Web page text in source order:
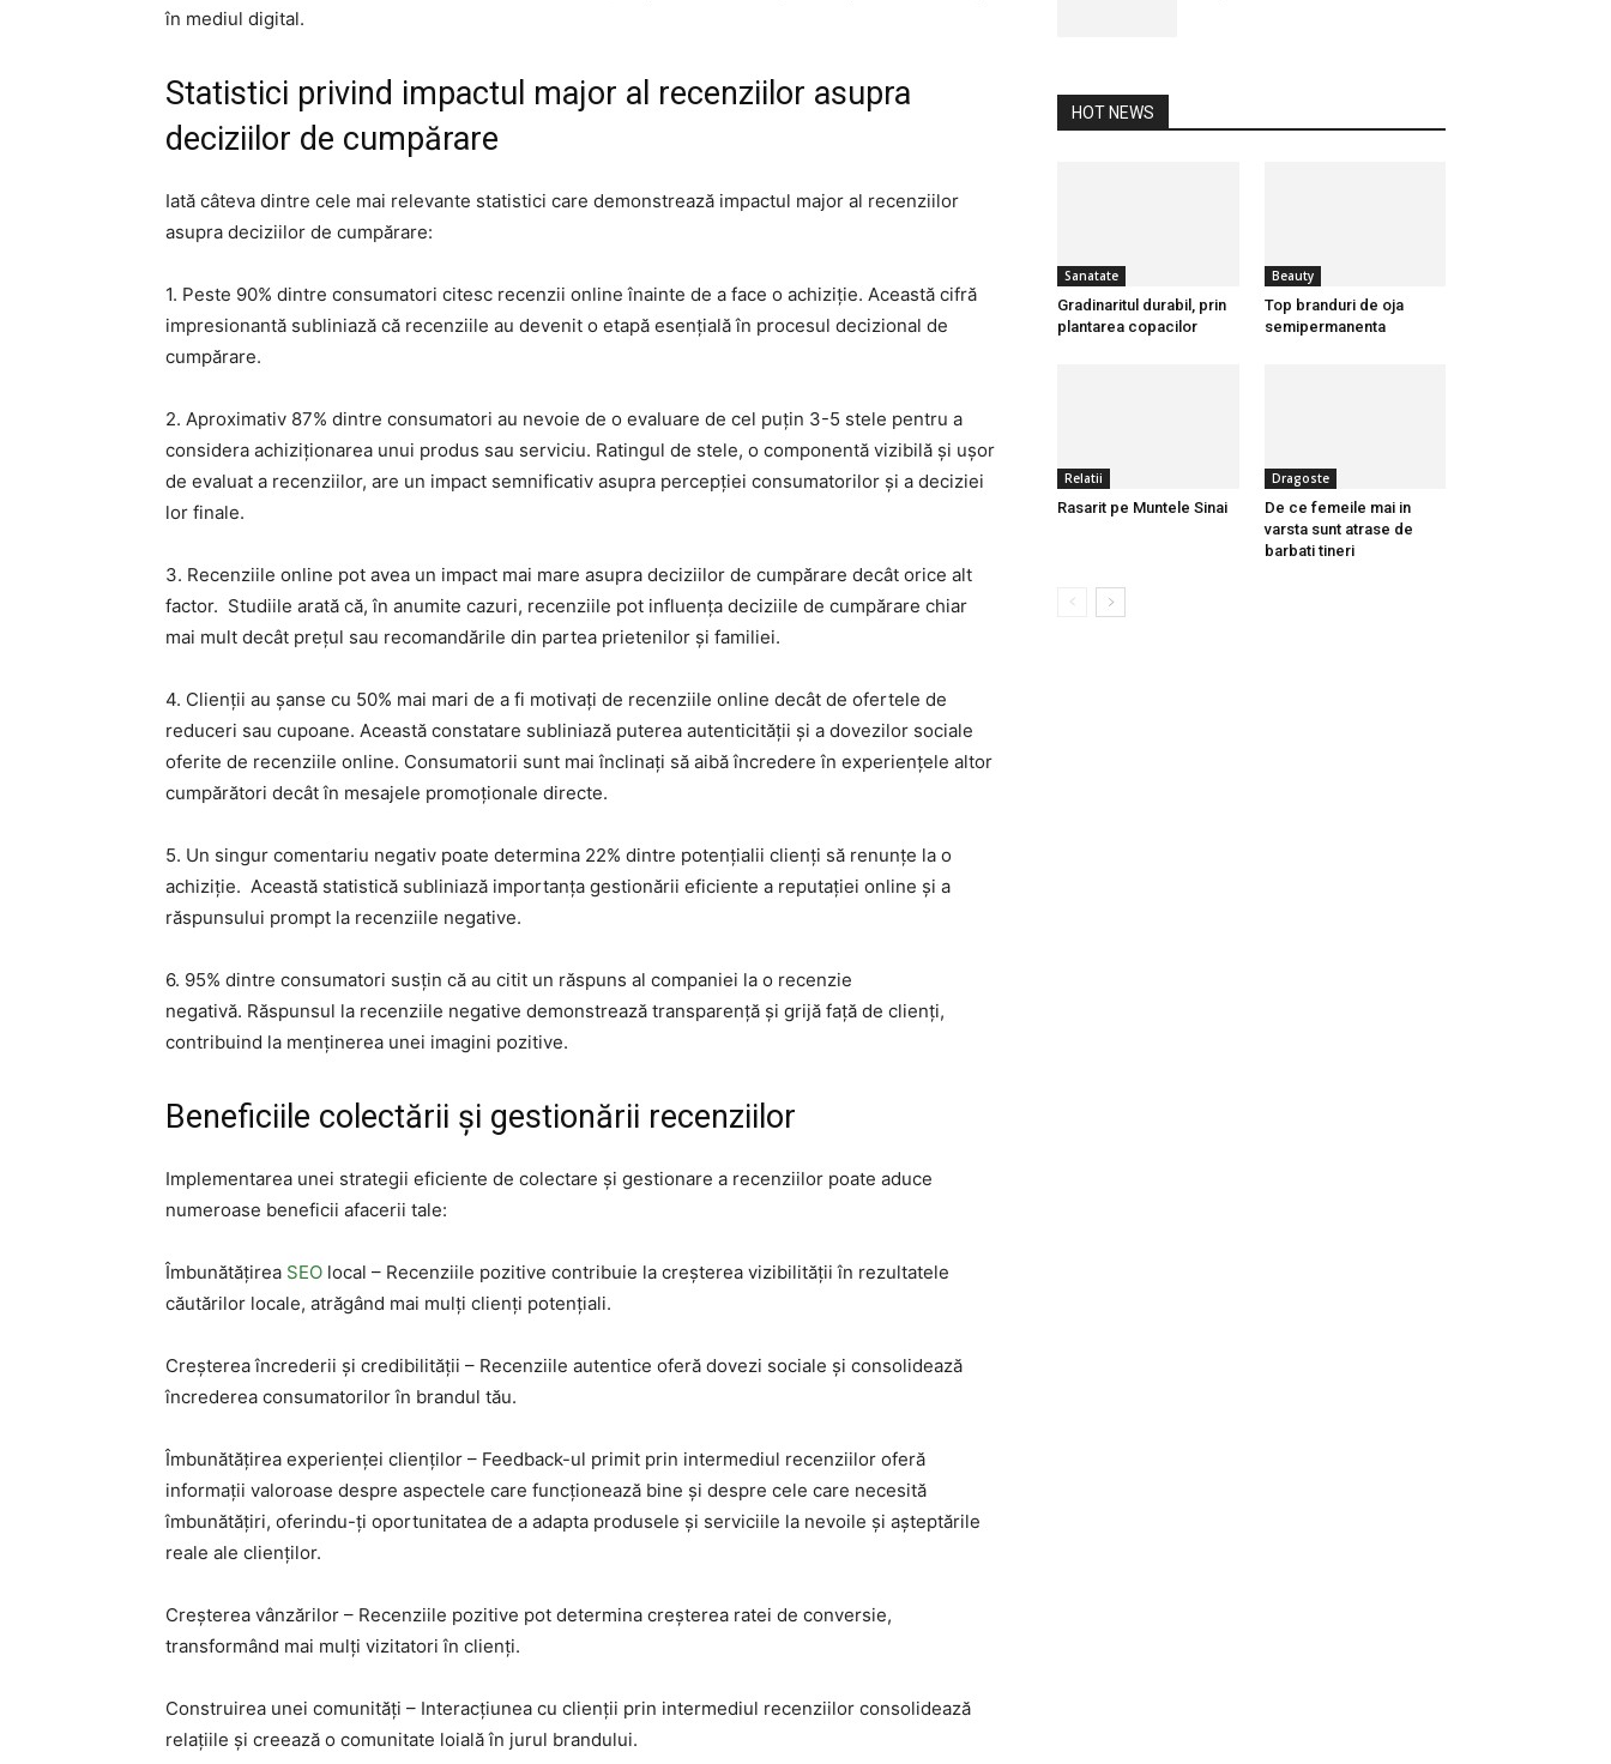
în mediul digital.
Statistici privind impactul major al recenziilor asupra
deciziilor de cumpărare
Iată câteva dintre cele mai relevante statistici care demonstrează impactul major al recenziilor
asupra deciziilor de cumpărare:
1. Peste 90% dintre consumatori citesc recenzii online înainte de a face o achiziție. Această cifră
impresionantă subliniază că recenziile au devenit o etapă esențială în procesul decizional de
cumpărare.
2. Aproximativ 87% dintre consumatori au nevoie de o evaluare de cel puțin 3-5 stele pentru a
considera achiziționarea unui produs sau serviciu. Ratingul de stele, o componentă vizibilă și ușor
de evaluat a recenziilor, are un impact semnificativ asupra percepției consumatorilor și a deciziei
lor finale.
3. Recenziile online pot avea un impact mai mare asupra deciziilor de cumpărare decât orice alt
factor. Studiile arată că, în anumite cazuri, recenziile pot influența deciziile de cumpărare chiar
mai mult decât prețul sau recomandările din partea prietenilor și familiei.
4. Clienții au șanse cu 50% mai mari de a fi motivați de recenziile online decât de ofertele de
reduceri sau cupoane. Această constatare subliniază puterea autenticității și a dovezilor sociale
oferite de recenziile online. Consumatorii sunt mai înclinați să aibă încredere în experiențele altor
cumpărători decât în mesajele promoționale directe.
5. Un singur comentariu negativ poate determina 22% dintre potențialii clienți să renunțe la o
achiziție. Această statistică subliniază importanța gestionării eficiente a reputației online și a
răspunsului prompt la recenziile negative.
6. 95% dintre consumatori susțin că au citit un răspuns al companiei la o recenzie
negativă. Răspunsul la recenziile negative demonstrează transparență și grijă față de clienți,
contribuind la menținerea unei imagini pozitive.
Beneficiile colectării și gestionării recenziilor
Implementarea unei strategii eficiente de colectare și gestionare a recenziilor poate aduce
numeroase beneficii afacerii tale:
Îmbunătățirea SEO local – Recenziile pozitive contribuie la creșterea vizibilității în rezultatele
căutărilor locale, atrăgând mai mulți clienți potențiali.
Creșterea încrederii și credibilității – Recenziile autentice oferă dovezi sociale și consolidează
încrederea consumatorilor în brandul tău.
Îmbunătățirea experienței clienților – Feedback-ul primit prin intermediul recenziilor oferă
informații valoroase despre aspectele care funcționează bine și despre cele care necesită
îmbunătățiri, oferindu-ți oportunitatea de a adapta produsele și serviciile la nevoile și așteptările
reale ale clienților.
Creșterea vânzărilor – Recenziile pozitive pot determina creșterea ratei de conversie,
transformând mai mulți vizitatori în clienți.
Construirea unei comunități – Interacțiunea cu clienții prin intermediul recenziilor consolidează
relațiile și creează o comunitate loială în jurul brandului.
HOT NEWS
Sanatate
Gradinaritul durabil, prin
plantarea copacilor
Beauty
Top branduri de oja
semipermanenta
Relatii
Rasarit pe Muntele Sinai
Dragoste
De ce femeile mai in
varsta sunt atrase de
barbati tineri